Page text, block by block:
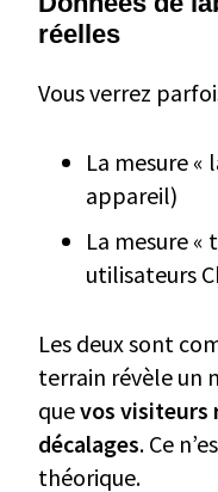
réelles
Vous verrez
La mesure «
appareil)
La mesure «
utilisateurs
Les deux sont
terrain révèle un
quevos visiteurs
décalages. Ce
théorique.